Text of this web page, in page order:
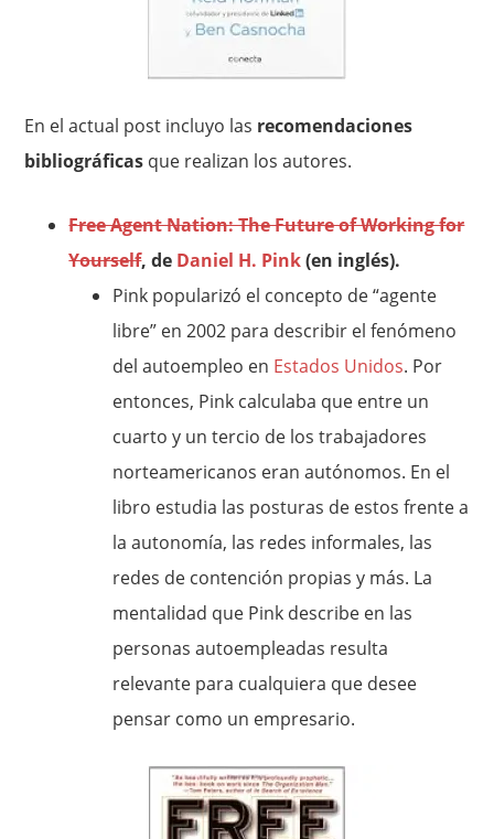
En el actual post incluyo las recomendaciones
bibliográficas que realizan los autores.
Free Agent Nation: The Future of Working for
Yourself, de Daniel H. Pink(en inglés).
Pink popularizó el concepto de “agente
libre” en 2002 para describir el fenómeno
del autoempleo en Estados Unidos. Por
entonces, Pink calculaba que entre un
cuarto y un tercio de los trabajadores
norteamericanos eran autónomos. En el
libro estudia las posturas de estos frente a
la autonomía, las redes informales, las
redes de contención propias y más. La
mentalidad que Pink describe en las
personas autoempleadas resulta
relevante para cualquiera que desee
pensar como un empresario.